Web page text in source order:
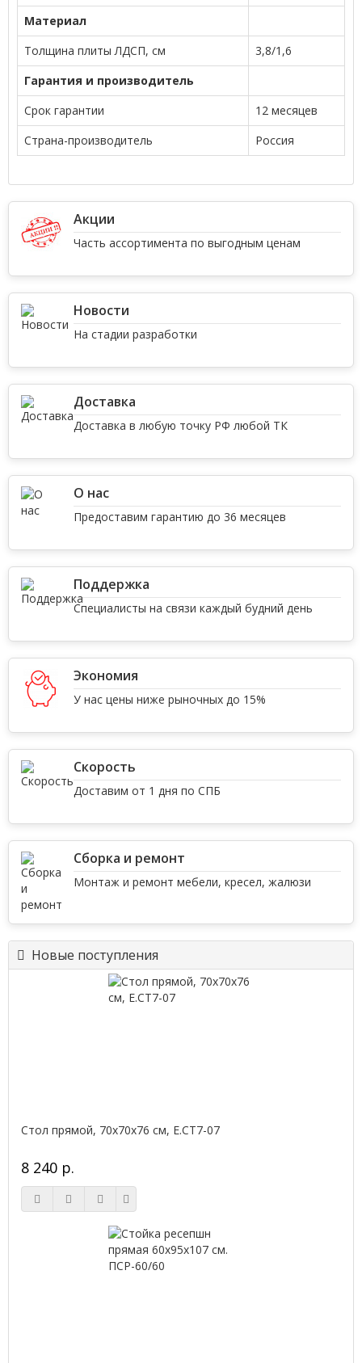
Материал
Толщина плиты ЛДСП, см
3,8/1,6
Гарантия и производитель
Срок гарантии
12 месяцев
Страна-производитель
Россия
Акции
Часть ассортимента по выгодным ценам
Новости
На стадии разработки
Доставка
Доставка в любую точку РФ любой ТК
О нас
Предоставим гарантию до 36 месяцев
Поддержка
Специалисты на связи каждый будний день
Экономия
У нас цены ниже рыночных до 15%
Скорость
Доставим от 1 дня по СПБ
Сборка и ремонт
Монтаж и ремонт мебели, кресел, жалюзи
Новые поступления
Стол прямой, 70x70x76 см, Е.СТ7-07
8 240 р.